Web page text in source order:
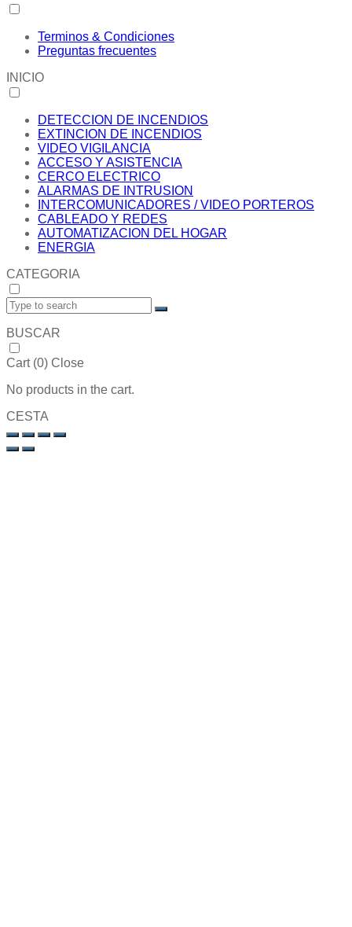
Terminos & Condiciones
Preguntas frecuentes
INICIO
DETECCION DE INCENDIOS
EXTINCION DE INCENDIOS
VIDEO VIGILANCIA
ACCESO Y ASISTENCIA
CERCO ELECTRICO
ALARMAS DE INTRUSION
INTERCOMUNICADORES / VIDEO PORTEROS
CABLEADO Y REDES
AUTOMATIZACION DEL HOGAR
ENERGIA
CATEGORIA
BUSCAR
Cart (0) Close
No products in the cart.
CESTA